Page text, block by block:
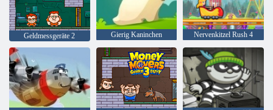
Geldmessgeräte 2 Gierig Kaninchen Nervenkitzel Rush 4